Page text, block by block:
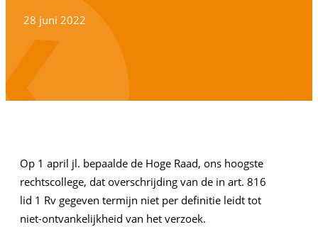
28 juni 2022
Op 1 april jl. bepaalde de Hoge Raad, ons hoogste
rechtscollege, dat overschrijding van de in art. 816
lid 1 Rv gegeven termijn niet per definitie leidt tot
niet-ontvankelijkheid van het verzoek.